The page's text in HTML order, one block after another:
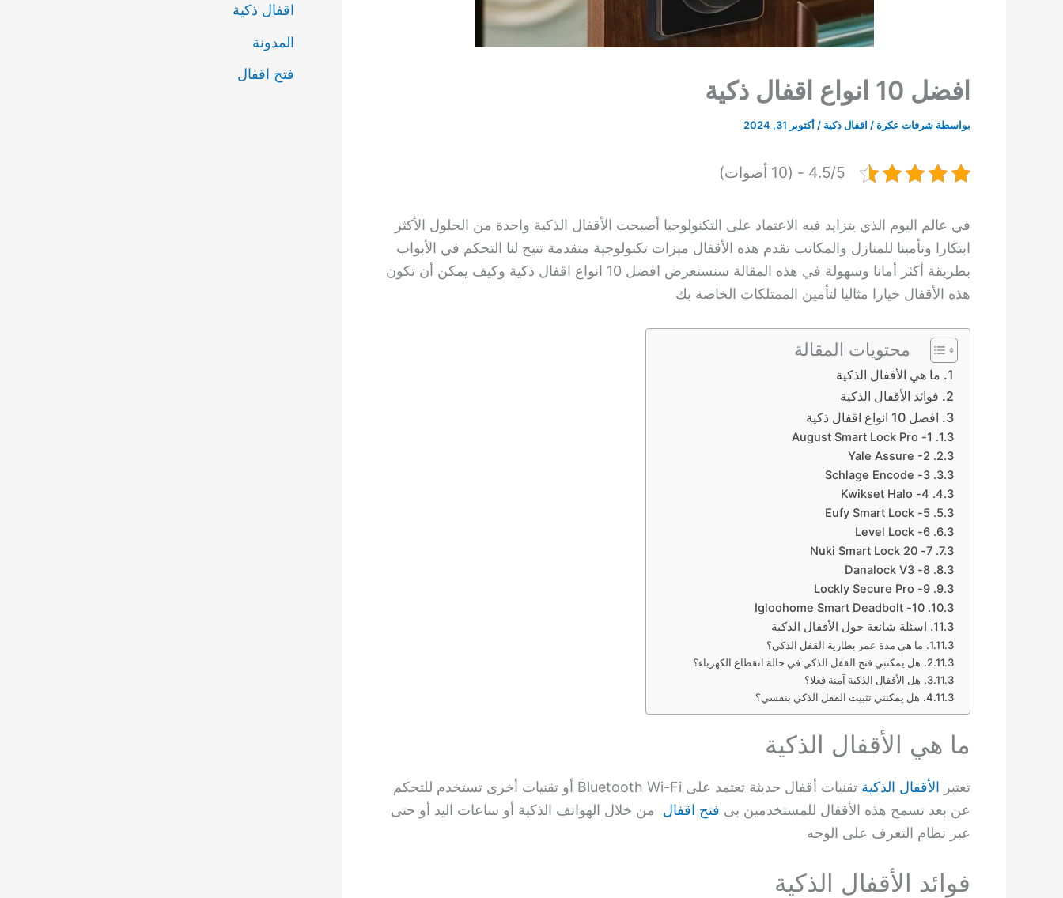
افضل 10 انواع اقفال ذكية
بواسطة شرفات عكرة/ اقفال ذكية / أكتوبر 31, 2024
4.5/5 - (10 أصوات)
في عالم اليوم الذي يتزايد فيه الاعتماد على التكنولوجيا أصبحت الأقفال الذكية واحدة من الحلول الأكثر
ابتكارا وتأمينا للمنازل والمكاتب تقدم هذه الأقفال ميزات تكنولوجية متقدمة تتيح لنا التحكم في الأبواب
بطريقة أكثر أمانا وسهولة في هذه المقالة سنستعرض افضل 10 انواع اقفال ذكية وكيف يمكن أن تكون
هذه الأقفال خيارا مثاليا لتأمين الممتلكات الخاصة بك
محتويات المقالة
ما هي الأقفال الذكية
فوائد الأقفال الذكية
افضل 10 انواع اقفال ذكية
1- August Smart Lock Pro
Yale Assure -2
3- Schlage Encode
4- Kwikset Halo
5- Eufy Smart Lock
6- Level Lock
7- Nuki Smart Lock 20
8- Danalock V3
9- Lockly Secure Pro
10- Igloohome Smart Deadbolt
اسئلة شائعة حول الأقفال الذكية
ما هي مدة عمر بطارية القفل الذكي؟
هل يمكنني فتح القفل الذكي في حالة انقطاع الكهرباء؟
هل الأقفال الذكية آمنة فعلا؟
هل يمكنني تثبيت القفل الذكي بنفسي؟
ما هي الأقفال الذكية
تعتبر الأقفال الذكية
تقنيات أقفال حديثة تعتمد على Bluetooth Wi-Fi أو تقنيات أخرى تستخدم للتحكم
عن بعد تسمح هذه الأقفال للمستخدمين بى فتح اقفال من خلال الهواتف الذكية أو ساعات اليد أو حتى
عبر نظام التعرف على الوجه
فوائد الأقفال الذكية
اقفال ذكية
المدونة
فتح اقفال